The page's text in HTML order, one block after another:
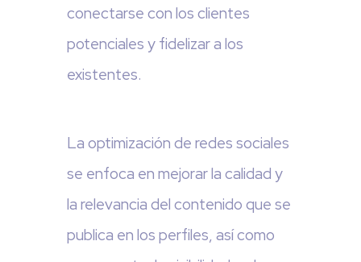
conectarse con los clientes
potenciales y fidelizar a los
existentes.
La optimización de redes sociales
se enfoca en mejorar la calidad y
la relevancia del contenido que se
publica en los perfiles, así como